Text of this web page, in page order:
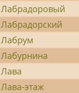
Лабрадоровый
Лабрадорский
Лабрум
Лабурнина
Лава
Лава-этаж